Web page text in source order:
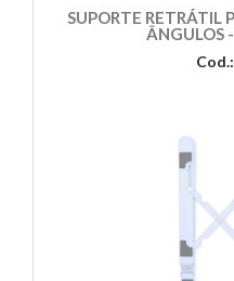
SUPORTE RETRÁTIL
ÂNGULOS